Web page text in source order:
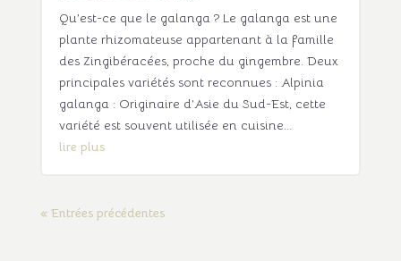
Qu’est-ce que le galanga ? Le galanga est une
plante rhizomateuse appartenant à la famille
des Zingibéracées, proche du gingembre. Deux
principales variétés sont reconnues : Alpinia
galanga : Originaire d’Asie du Sud-Est, cette
variété est souvent utilisée en cuisine...
lire plus
« Entrées précédentes